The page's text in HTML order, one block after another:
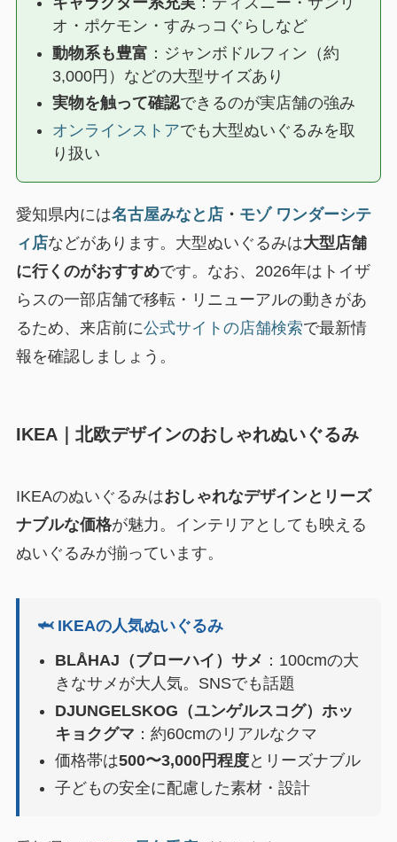
オ・ポケモン・すみっコぐらしなど
動物系も豊富 ：ジャンボドルフィン（約
3,000円）などの大型サイズあり
実物を触って確認できるのが実店舗の強み
オンラインストアでも大型ぬいぐるみを取
り扱い
愛知県内には名古屋みなと店・ モゾ ワンダーシテ
ィ店などがあります。大型ぬいぐるみは大型店舗
に行くのがおすすめです。なお、2026年はトイザ
らスの一部店舗で移転・リニューアルの動きがあ
るため、来店前に公式サイトの店舗検索で最新情
報を確認しましょう。
IKEA｜北欧デザインのおしゃれぬいぐるみ
IKEAのぬいぐるみはおしゃれなデザインとリーズ
ナブルな価格が魅力。インテリアとしても映える
ぬいぐるみが揃っています。
🦈 IKEAの人気ぬいぐるみ
BLÅHAJ（ブローハイ）サメ ：100cmの大
きなサメが大人気。SNSでも話題
DJUNGELSKOG（ユンゲルスコグ）ホッ
キョクグマ ：約60cmのリアルなクマ
価格帯は500〜3,000円程度とリーズナブル
子どもの安全に配慮した素材・設計